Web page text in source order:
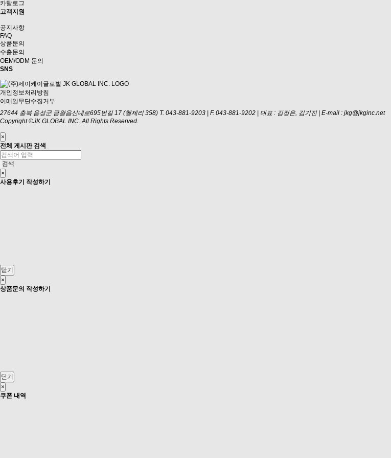
카탈로그
고객지원
공지사항
FAQ
상품문의
수출문의
OEM/ODM 문의
SNS
개인정보처리방침
이메일무단수집거부
27644 충북 음성군 금왕읍신내로695번길 17 (행제리 358) T. 043-881-9203 | F. 043-881-9202 | 대표 : 김정은, 김기진 | E-mail : jkg@jkginc.net
Copyright ©JK GLOBAL INC. All Rights Reserved.
×
전체 게시판 검색
검색
×
사용후기 작성하기
닫기
×
상품문의 작성하기
닫기
×
쿠폰 내역